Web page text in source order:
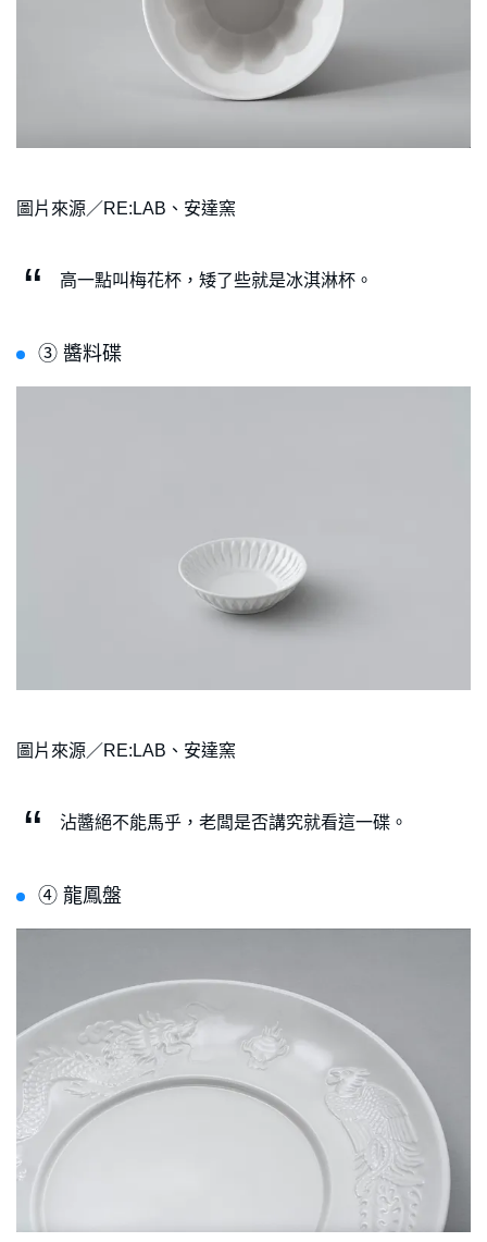
圖片來源／RE:LAB、安達窯
高一點叫梅花杯，矮了些就是冰淇淋杯。
➂ 醬料碟
圖片來源／RE:LAB、安達窯
沾醬絕不能馬乎，老闆是否講究就看這一碟。
➃ 龍鳳盤